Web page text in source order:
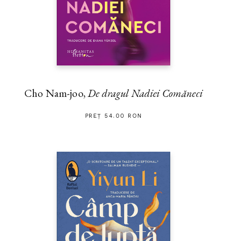
Cho Nam-joo,De dragul Nadiei Comăneci
PREȚ 54.00 RON